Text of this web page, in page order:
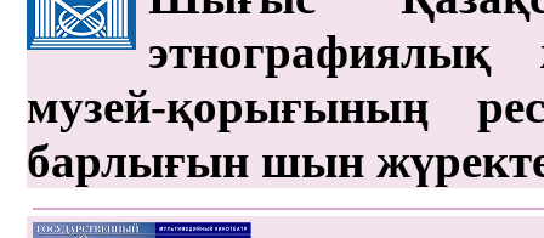
этнографиялық
музей-қорығының
барлығын шын